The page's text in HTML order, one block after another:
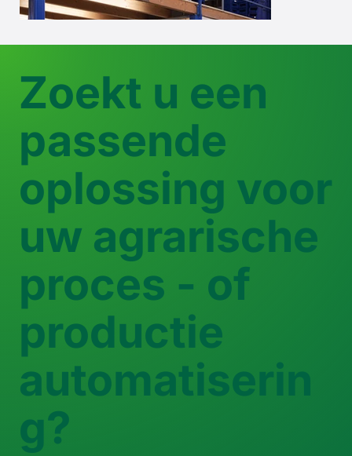
Zoekt u een
passende
oplossing voor
uw agrarische
proces - of
productie
automatiserin
g?